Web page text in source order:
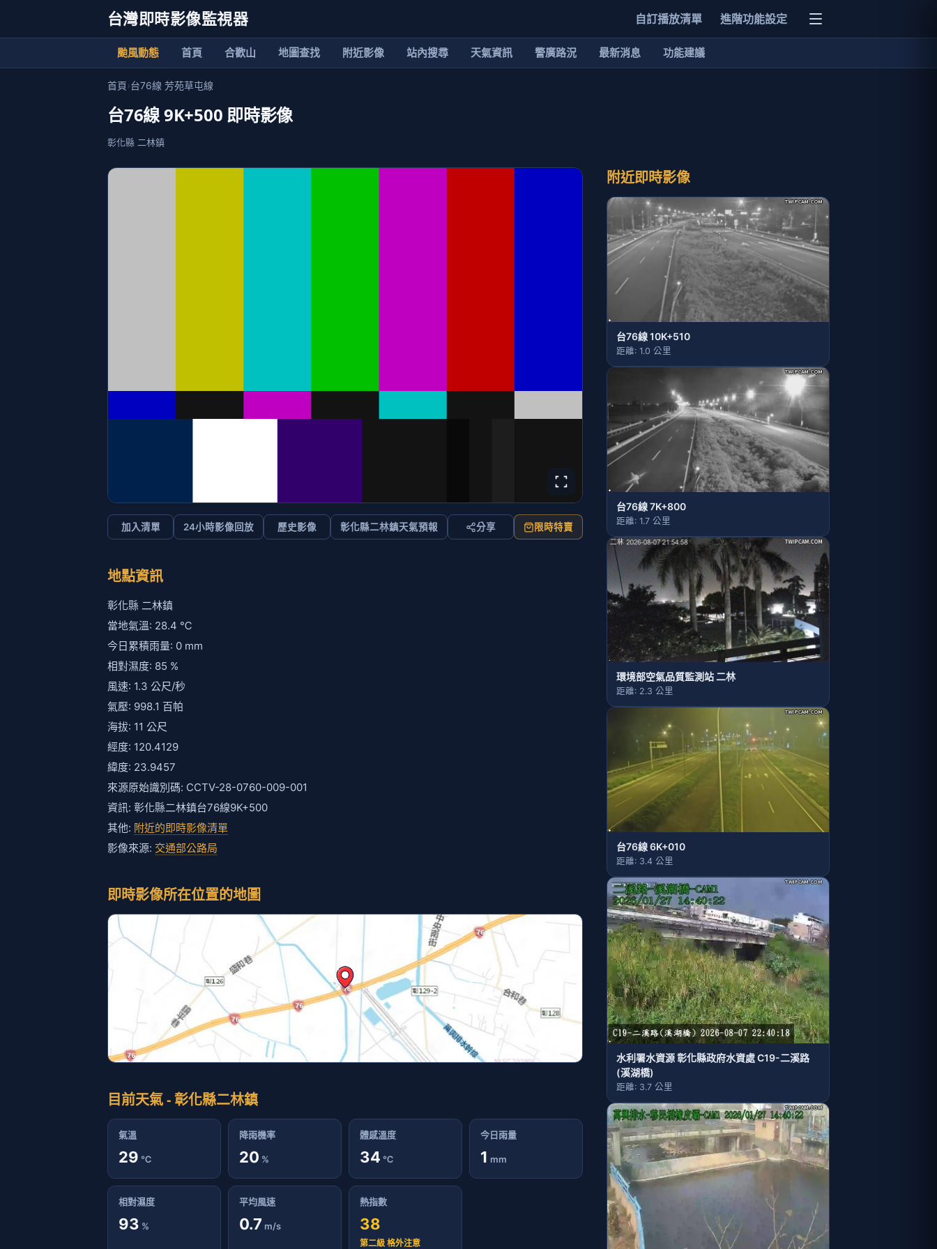
台灣即時影像監視器 自訂播放清單 進階功能設定
颱風動態 首頁 合歡山 地圖查找 附近影像 站內搜尋 天氣資訊 警廣路況 最新消息 功能建議
首頁›台76線 芳苑草屯線
台76線 9K+500 即時影像
彰化縣 二林鎮
加入清單 24小時影像回放 歷史影像 彰化縣二林鎮天氣預報 分享 限時特賣
地點資訊
彰化縣 二林鎮
當地氣溫: 28.4 ℃
今日累積雨量: 0 mm
相對濕度: 85 %
風速: 1.3 公尺/秒
氣壓: 998.1 百帕
海拔: 11 公尺
經度: 120.4129
緯度: 23.9457
來源原始識別碼: CCTV-28-0760-009-001
資訊: 彰化縣二林鎮台76線9K+500
其他: 附近的即時影像清單
影像來源: 交通部公路局
即時影像所在位置的地圖
目前天氣 - 彰化縣二林鎮
氣溫
29 ℃
降雨機率
20 %
體感溫度
34 ℃
今日雨量
1 mm
相對濕度
93 %
平均風速
0.7 m/s
熱指數
38
第二級 格外注意
附近即時影像
台76線 10K+510
距離: 1.0 公里
台76線 7K+800
距離: 1.7 公里
環境部空氣品質監測站 二林
距離: 2.3 公里
台76線 6K+010
距離: 3.4 公里
水利署水資源 彰化縣政府水資處 C19-二溪路
(溪湖橋)
距離: 3.7 公里